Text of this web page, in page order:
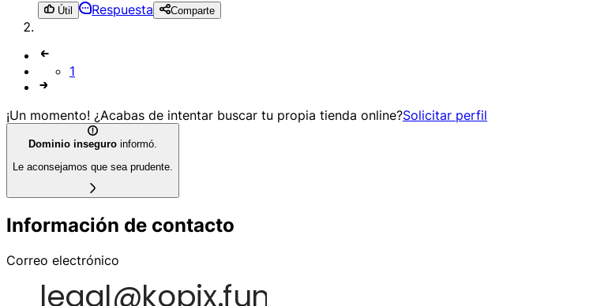
Útil Respuesta Comparte
1
¡Un momento! ¿Acabas de intentar buscar tu propia tienda online?Solicitar perfil
Dominio inseguro informó.
Le aconsejamos que sea prudente.
Información de contacto
Correo electrónico